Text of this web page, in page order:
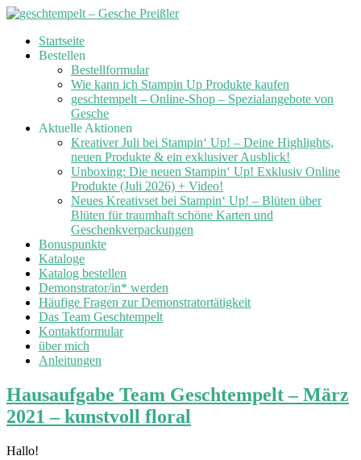
Skip
Startseite
Bestellen
Bestellformular
Wie kann ich Stampin Up Produkte kaufen
geschtempelt – Online-Shop – Spezialangebote von
Gesche
Aktuelle Aktionen
Kreativer Juli bei Stampin‘ Up! – Deine Highlights,
neuen Produkte & ein exklusiver Ausblick!
Unboxing: Die neuen Stampin‘ Up! Exklusiv Online
Produkte (Juli 2026) + Video!
Neues Kreativset bei Stampin‘ Up! – Blüten über
Blüten für traumhaft schöne Karten und
Geschenkverpackungen
Bonuspunkte
Kataloge
Katalog bestellen
Demonstrator/in* werden
Häufige Fragen zur Demonstratortätigkeit
Das Team Geschtempelt
Kontaktformular
über mich
Anleitungen
Hausaufgabe Team Geschtempelt – März
2021 – kunstvoll floral
Hallo!